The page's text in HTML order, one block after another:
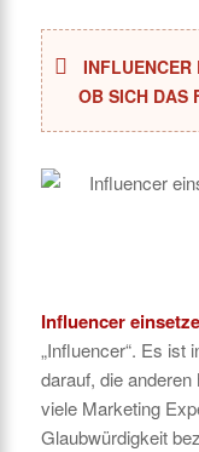
INFLUENCER
OB SICH DAS
Influencer
„Influencer“. Es ist
darauf, die
viele Marketing
Glaubwürdigkeit